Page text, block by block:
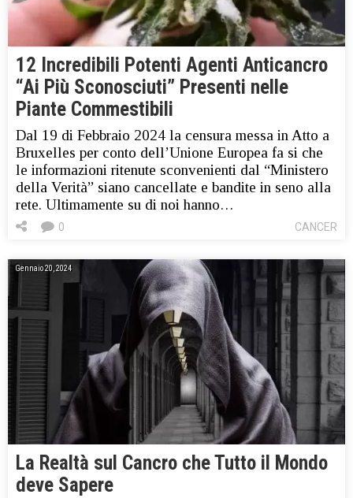
12 Incredibili Potenti Agenti Anticancro
“Ai Più Sconosciuti” Presenti nelle
Piante Commestibili
Dal 19 di Febbraio 2024 la censura messa in Atto a
Bruxelles per conto dell’Unione Europea fa si che
le informazioni ritenute sconvenienti dal “Ministero
della Verità” siano cancellate e bandite in seno alla
rete. Ultimamente su di noi hanno…
CANCER
0
Gennaio 20, 2024
La Realtà sul Cancro che Tutto il Mondo
deve Sapere